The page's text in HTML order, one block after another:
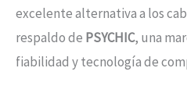
excelente alternativa a los
respaldo de PSYCHIC, una
fiabilidad y tecnología de